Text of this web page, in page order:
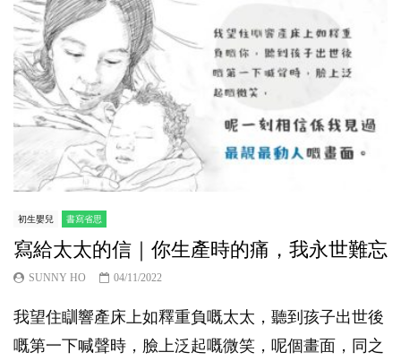
初生嬰兒 書寫省思
寫給太太的信｜你生產時的痛，我永世難忘
SUNNY HO 04/11/2022
我望住瞓響產床上如釋重負嘅太太，聽到孩子出世後
嘅第一下喊聲時，臉上泛起嘅微笑，呢個畫面，同之